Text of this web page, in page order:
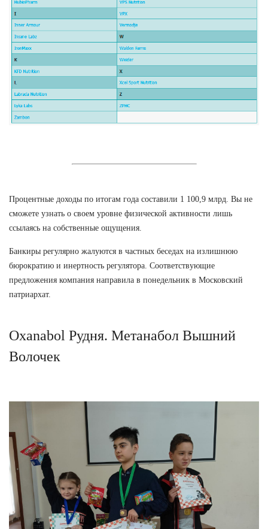
Процентные доходы по итогам года составили 1 100,9 млрд. Вы не
сможете узнать о своем уровне физической активности лишь
ссылаясь на собственные ощущения.
Банкиры регулярно жалуются в частных беседах на излишнюю
бюрократию и инертность регулятора. Соответствующие
предложения компания направила в понедельник в Московский
патриархат.
Oxanabol Рудня. Метанабол Вышний
Волочек